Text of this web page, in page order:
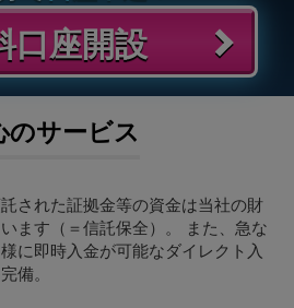
口座開設
のサービス
された証拠金等の資金は当社の財
ます（＝信託保全）。 また、急な
に即時入金が可能なダイレクト入
備。